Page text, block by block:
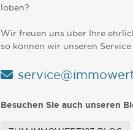
loben?
Wir freuen uns über Ihre
so können wir unseren
Besuchen Sie auch unseren